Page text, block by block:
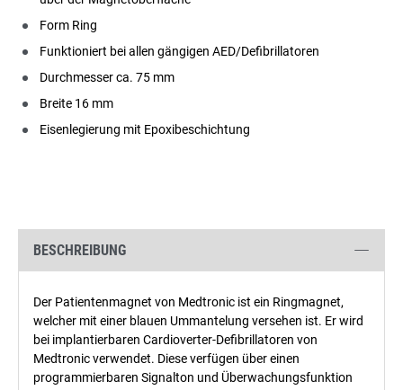
Form Ring
Funktioniert bei allen gängigen AED/Defibrillatoren
Durchmesser ca. 75 mm
Breite 16 mm
Eisenlegierung mit Epoxibeschichtung
BESCHREIBUNG
Der Patientenmagnet von Medtronic ist ein Ringmagnet,
welcher mit einer blauen Ummantelung versehen ist. Er wird
bei implantierbaren Cardioverter-Defibrillatoren von
Medtronic verwendet. Diese verfügen über einen
programmierbaren Signalton und Überwachungsfunktion